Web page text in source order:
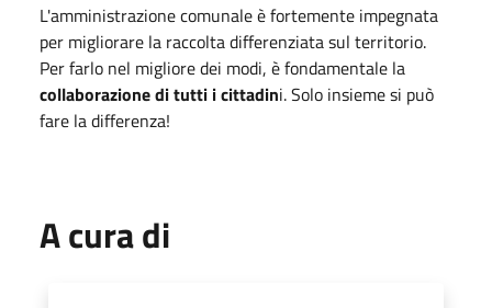
L'amministrazione comunale è fortemente impegnata
per migliorare la raccolta differenziata sul territorio.
Per farlo nel migliore dei modi, è fondamentale la
collaborazione di tutti i cittadini. Solo insieme si può
fare la differenza!
A cura di